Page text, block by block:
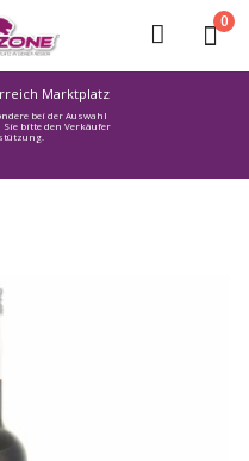
Marktplatz
bei der Auswahl
bitte den Verkäufer
0